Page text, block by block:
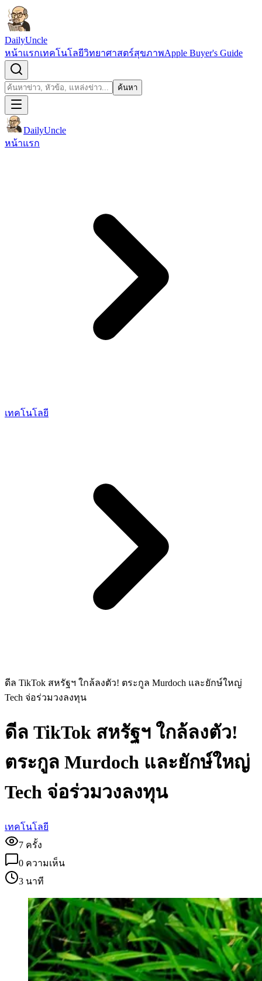
ข้ามไปยังเนื้อหา
DailyUncle
หน้าแรกเทคโนโลยีวิทยาศาสตร์สุขภาพApple Buyer's Guide
ค้นหา ค้นหา
DailyUncle
หน้าแรก
เทคโนโลยี
ดีล TikTok สหรัฐฯ ใกล้ลงตัว! ตระกูล Murdoch และยักษ์ใหญ่
Tech จ่อร่วมวงลงทุน
ดีล TikTok สหรัฐฯ ใกล้ลงตัว!
ตระกูล Murdoch และยักษ์ใหญ่
Tech จ่อร่วมวงลงทุน
เทคโนโลยี
7 ครั้ง
0 ความเห็น
3 นาที